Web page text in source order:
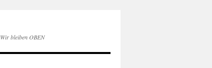
Wir bleiben OBEN